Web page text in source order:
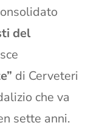
del
di Cerveteri
che va
sette anni.